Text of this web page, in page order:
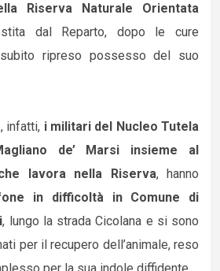
Riserva Naturale Orientata
dal Reparto, dopo le cure
ripreso possesso del suo
infatti, i militari del Nucleo Tutela
de’ Marsi insieme al
lavora nella Riserva, hanno
in difficoltà in Comune di
, lungo la strada Cicolana e si sono
per il recupero dell’animale, reso